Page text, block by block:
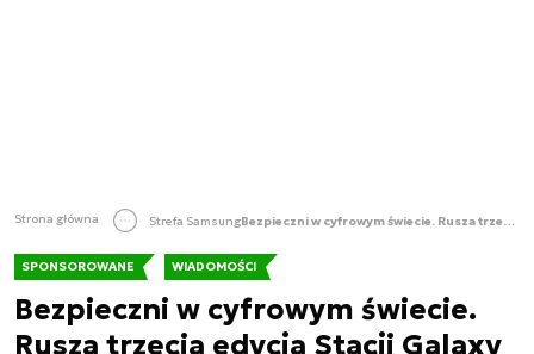
Strona główna Strefa Samsung Bezpieczni w cyfrowym świecie. Rusza trzecia edycja Stacji Galaxy
SPONSOROWANE WIADOMOŚCI
Bezpieczni w cyfrowym świecie.
Rusza trzecia edycja Stacji Galaxy